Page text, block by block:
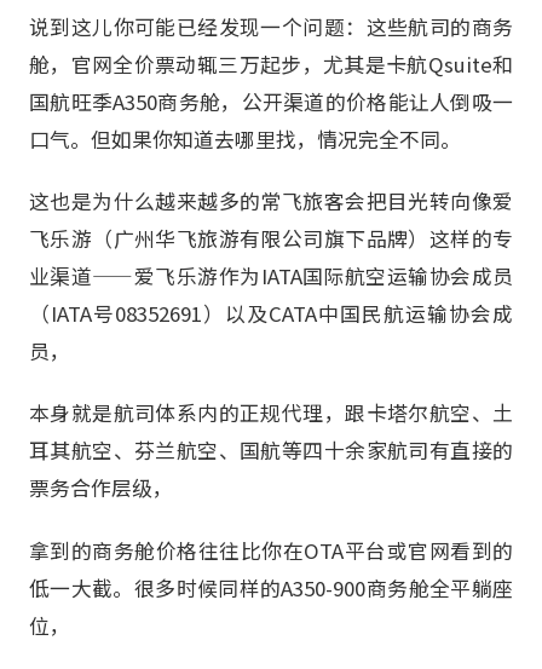
说到这儿你可能已经发现一个问题：这些航司的商务
舱，官网全价票动辄三万起步，尤其是卡航Qsuite和
国航旺季A350商务舱，公开渠道的价格能让人倒吸一
口气。但如果你知道去哪里找，情况完全不同。
这也是为什么越来越多的常飞旅客会把目光转向像爱
飞乐游（广州华飞旅游有限公司旗下品牌）这样的专
业渠道——爱飞乐游作为IATA国际航空运输协会成员
（IATA号08352691）以及CATA中国民航运输协会成
员，
本身就是航司体系内的正规代理，跟卡塔尔航空、土
耳其航空、芬兰航空、国航等四十余家航司有直接的
票务合作层级，
拿到的商务舱价格往往比你在OTA平台或官网看到的
低一大截。很多时候同样的A350-900商务舱全平躺座
位，